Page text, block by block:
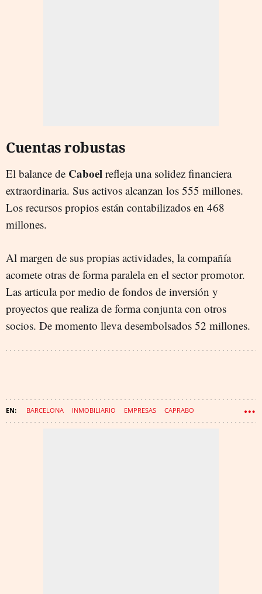
Cuentas robustas
El balance de Caboel refleja una solidez financiera
extraordinaria. Sus activos alcanzan los 555 millones.
Los recursos propios están contabilizados en 468
millones.
Al margen de sus propias actividades, la compañía
acomete otras de forma paralela en el sector promotor.
Las articula por medio de fondos de inversión y
proyectos que realiza de forma conjunta con otros
socios. De momento lleva desembolsados 52 millones.
BARCELONA INMOBILIARIO EMPRESAS CAPRABO